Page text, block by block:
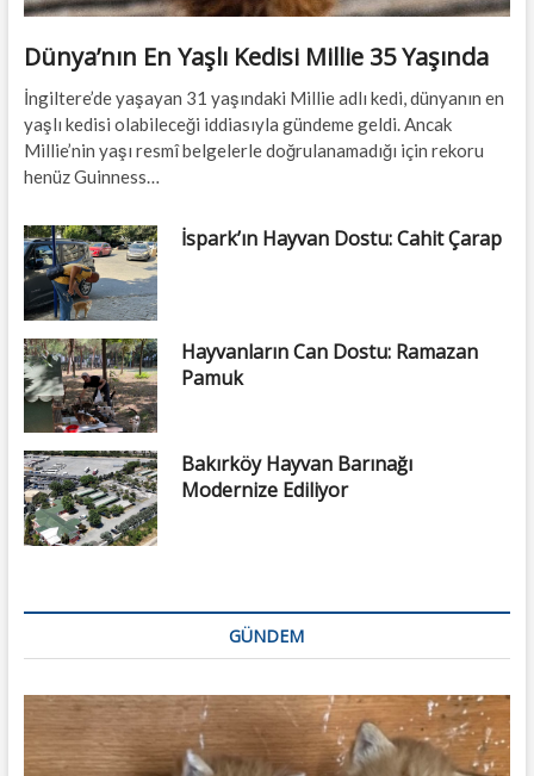
Dünya’nın En Yaşlı Kedisi Millie 35 Yaşında
İngiltere’de yaşayan 31 yaşındaki Millie adlı kedi, dünyanın en
yaşlı kedisi olabileceği iddiasıyla gündeme geldi. Ancak
Millie’nin yaşı resmî belgelerle doğrulanamadığı için rekoru
henüz Guinness…
İspark’ın Hayvan Dostu: Cahit Çarap
Hayvanların Can Dostu: Ramazan
Pamuk
Bakırköy Hayvan Barınağı
Modernize Ediliyor
GÜNDEM